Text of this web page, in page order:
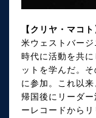
【クリヤ・マコト
米ウェストバー
時代に活動を共
ットを学んだ。
に参加。これ以
帰国後にリーダ
ーレコードから